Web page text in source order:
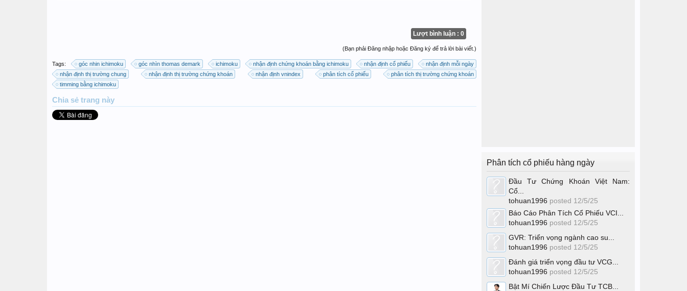
Lượt bình luận : 0
(Bạn phải Đăng nhập hoặc Đăng ký để trả lời bài viết.)
Tags: góc nhin ichimoku góc nhìn thomas demark ichimoku nhận định chứng khoán bằng ichimoku nhận định cổ phiếu
nhận định mỗi ngày
nhận định thị trường chung
nhận định thị trường chứng khoán nhận định vnindex phân tích cổ phiếu
phân tích thị trường chứng khoán
timming bằng ichimoku
Chia sẻ trang này
Phân tích cổ phiếu hàng ngày
Đầu Tư Chứng Khoán Việt Nam:
Cổ...
tohuan1996 posted 12/5/25
Báo Cáo Phân Tích Cổ Phiếu VCI...
tohuan1996 posted 12/5/25
GVR: Triển vọng ngành cao su...
tohuan1996 posted 12/5/25
Đánh giá triển vọng đầu tư VCG...
tohuan1996 posted 12/5/25
Bật Mí Chiến Lược Đầu Tư TCB...